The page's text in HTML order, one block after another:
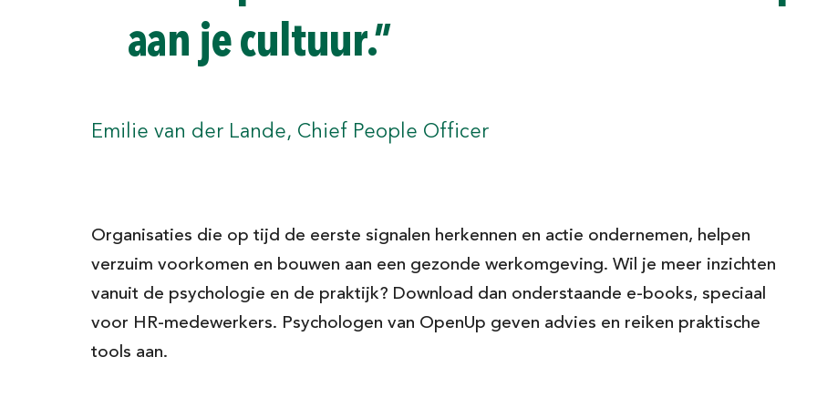
aan je cultuur.”
Emilie van der Lande, Chief People Officer
Organisaties die op tijd de eerste signalen herkennen en actie ondernemen, helpen
verzuim voorkomen en bouwen aan een gezonde werkomgeving. Wil je meer inzichten
vanuit de psychologie en de praktijk? Download dan onderstaande e-books, speciaal
voor HR-medewerkers. Psychologen van OpenUp geven advies en reiken praktische
tools aan.
Houd ons op de
ervaring
ontwikkeld. En:dit willen we blijven doen.Daar
hebben we jou voor nodig. Laat je mailadres
achter zodat we je later nog eens kunnen
benaderen. We zijn benieuwd naar jouw feedback
Ja, stuur mij updates
startpakket voor
lees hier onze privacy